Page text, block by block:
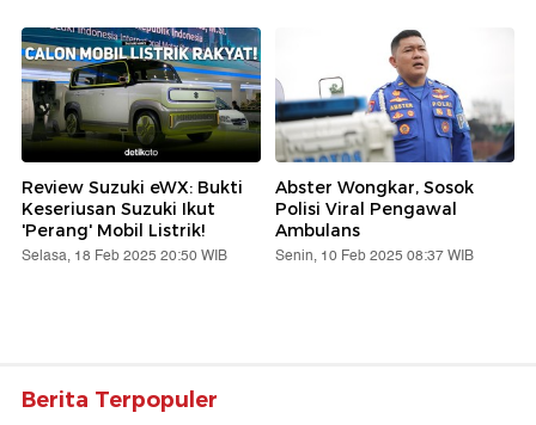
Review Suzuki eWX: Bukti
Keseriusan Suzuki Ikut
'Perang' Mobil Listrik!
Selasa, 18 Feb 2025 20:50 WIB
Abster Wongkar, Sosok
Polisi Viral Pengawal
Ambulans
Senin, 10 Feb 2025 08:37 WIB
Berita Terpopuler